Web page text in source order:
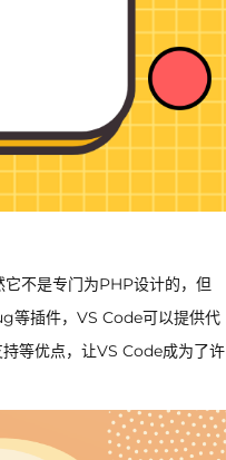
不是专门为PHP设计的，但
等插件，VS Code可以提供代
等优点，让VS Code成为了许